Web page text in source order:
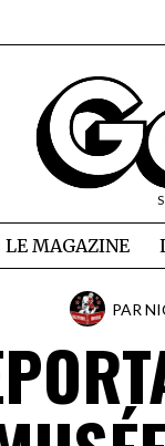
LE MAGAZINE
PAR